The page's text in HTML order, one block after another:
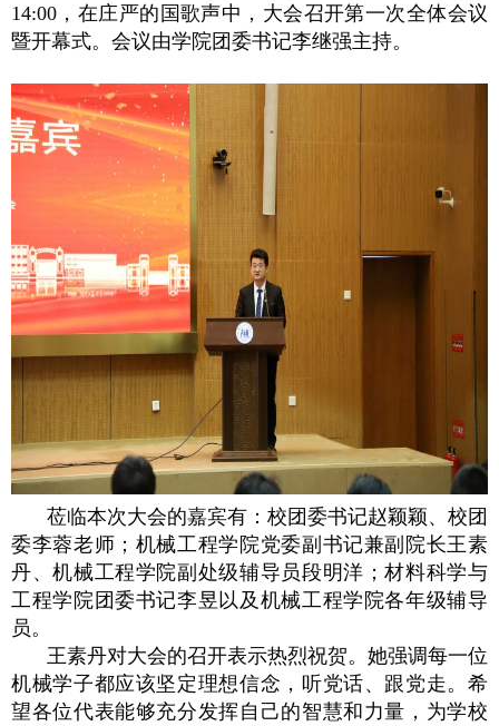
14:00，在庄严的国歌声中，大会召开第一次全体会议
暨开幕式。会议由学院团委书记李继强主持。
莅临本次大会的嘉宾有：校团委书记赵颖颖、校团
委李蓉老师；机械工程学院党委副书记兼副院长王素
丹、机械工程学院副处级辅导员段明洋；材料科学与
工程学院团委书记李昱以及机械工程学院各年级辅导
员。
王素丹对大会的召开表示热烈祝贺。她强调每一位
机械学子都应该坚定理想信念，听党话、跟党走。希
望各位代表能够充分发挥自己的智慧和力量，为学校